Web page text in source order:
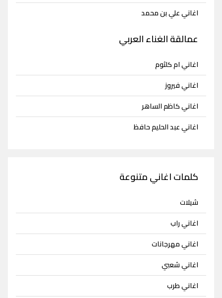
اغاني علي بن محمد
عمالقة الغناء العربي
اغاني ام كلثوم
اغاني فيروز
اغاني كاظم الساهر
اغاني عبد الحليم حافظ
كلمات اغاني متنوعة
شيلات
اغاني راب
اغاني مهرجانات
اغاني شعبي
اغاني طرب